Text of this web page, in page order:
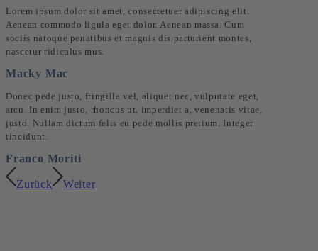
Lorem ipsum dolor sit amet, consectetuer adipiscing elit.
Aenean commodo ligula eget dolor. Aenean massa. Cum
sociis natoque penatibus et magnis dis parturient montes,
nascetur ridiculus mus.
Macky Mac
Donec pede justo, fringilla vel, aliquet nec, vulputate eget,
arcu. In enim justo, rhoncus ut, imperdiet a, venenatis vitae,
justo. Nullam dictum felis eu pede mollis pretium. Integer
tincidunt.
Franco Moriti
Zurück Weiter